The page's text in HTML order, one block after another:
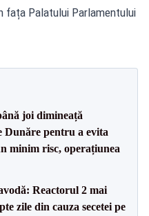
fața Palatului Parlamentului
joi dimineață
Dunăre pentru a evita
minim risc, operațiunea
Reactorul 2 mai
zile din cauza secetei pe